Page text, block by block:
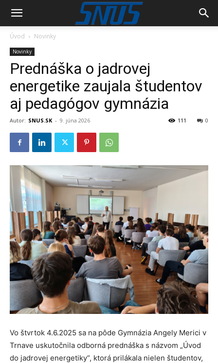
Úvod Novinky
Novinky
Prednáška o jadrovej
energetike zaujala študentov
aj pedagógov gymnázia
Autor: SNUS.SK - 9. júna 2026 0
111
Vo štvrtok 4.6.2025 sa na pôde Gymnázia Angely Merici v
Trnave uskutočnila odborná prednáška s názvom „Úvod
do jadrovej energetiky“, ktorá prilákala nielen študentov,